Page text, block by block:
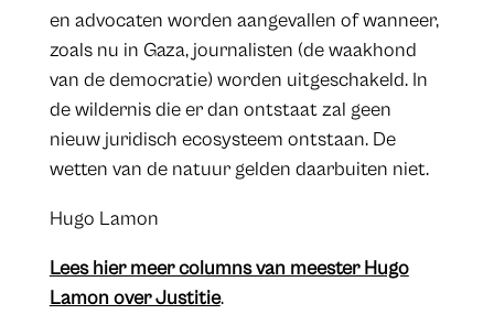
en advocaten worden aangevallen of wanneer,
zoals nu in Gaza, journalisten (de waakhond
van de democratie) worden uitgeschakeld. In
de wildernis die er dan ontstaat zal geen
nieuw juridisch ecosysteem ontstaan. De
wetten van de natuur gelden daarbuiten niet.
​Hugo Lamon
Lees hier meer columns van meester Hugo
Lamon over Justitie.